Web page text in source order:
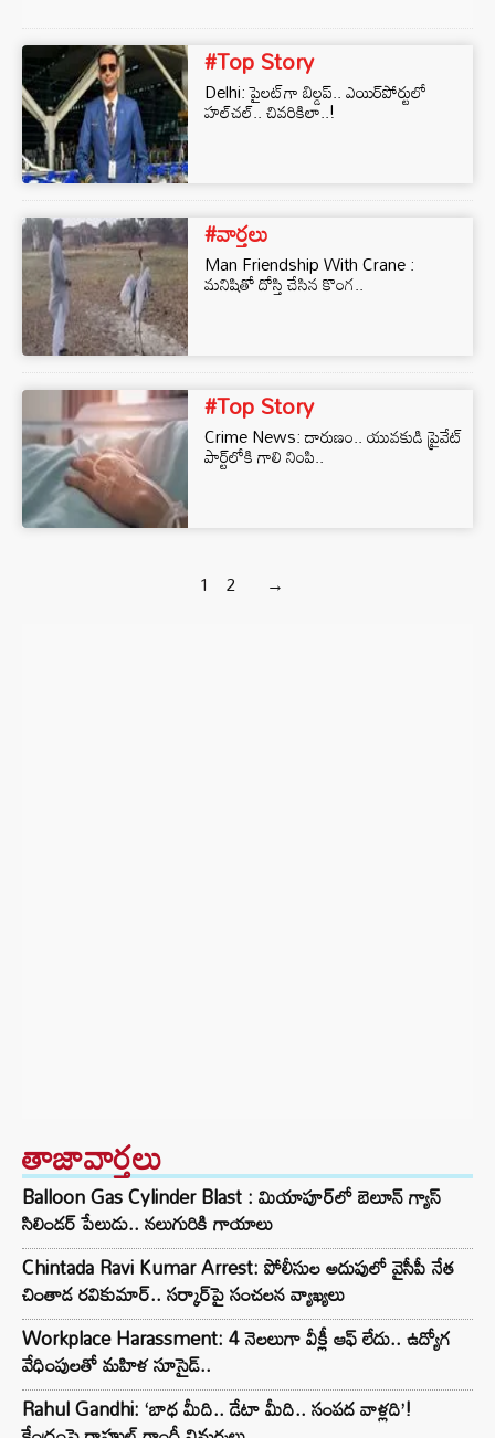
#Top Story
Delhi: పైలట్‌గా బిల్డప్.. ఎయిర్‌పోర్టులో
హల్‌చల్.. చివరికిలా..!
#వార్తలు
Man Friendship With Crane :
మనిషితో దోస్తి చేసిన కొంగ..
#Top Story
Crime News: దారుణం.. యువకుడి ప్రైవేట్‌
పార్ట్‌లోకి గాలి నింపి..
1 2 →
తాజావార్తలు
Balloon Gas Cylinder Blast : మియాపూర్‌లో బెలూన్ గ్యాస్
సిలిండర్ పేలుడు.. నలుగురికి గాయాలు
Chintada Ravi Kumar Arrest: పోలీసుల అదుపులో వైసీపీ నేత
చింతాడ రవికుమార్.. సర్కార్‌పై సంచలన వ్యాఖ్యలు
Workplace Harassment: 4 నెలలుగా వీక్లీ ఆఫ్ లేదు.. ఉద్యోగ
వేధింపులతో మహిళ సూసైడ్..
Rahul Gandhi: ‘బాధ మీది.. డేటా మీది.. సంపద వాళ్లది’!